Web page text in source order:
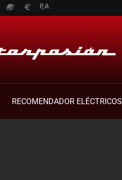
RECOMENDADOR ELÉCTRICOS